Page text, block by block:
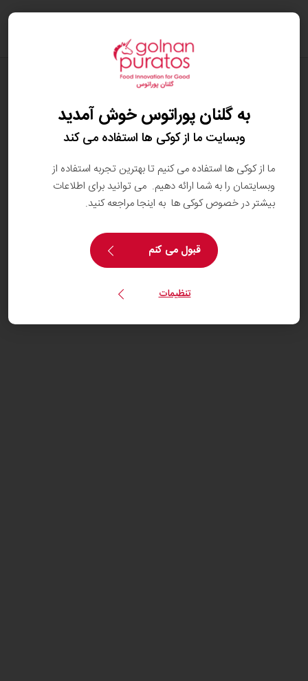
مورگان کلمنستون؛ از استرالیا تا بلژیک
به گلنان پوراتوس خوش آمدید
وبسایت ما از کوکی ها استفاده می کند
ما از کوکی ها استفاده می کنیم تا بهترین تجربه استفاده از
وبسایتمان را به شما ارائه دهیم. می توانید برای اطلاعات
بیشتر در خصوص کوکی ها به اینجا مراجعه کنید.
قبول می کنم
تنظیمات